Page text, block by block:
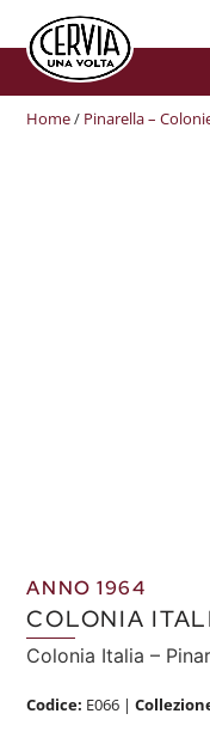
Home/ Pinarella –
ANNO 1964
COLONIA
Colonia Italia –
Codice: E066 |